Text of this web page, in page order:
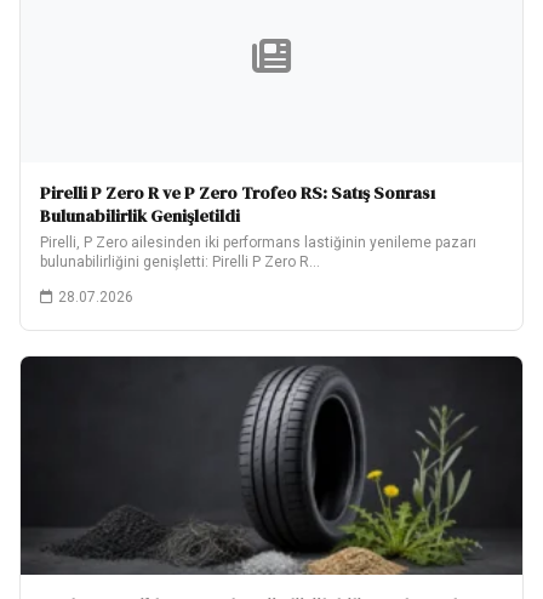
Pirelli P Zero R ve P Zero Trofeo RS: Satış Sonrası
Bulunabilirlik Genişletildi
Pirelli, P Zero ailesinden iki performans lastiğinin yenileme pazarı
bulunabilirliğini genişletti: Pirelli P Zero R…
28.07.2026